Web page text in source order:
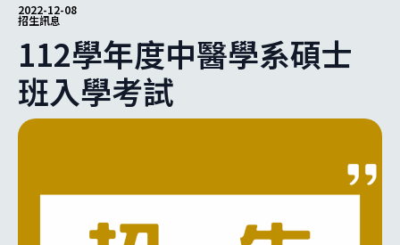
2022-12-08
招生訊息
112學年度中醫學系碩士
班入學考試